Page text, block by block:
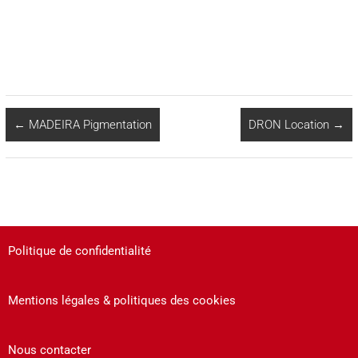
← MADEIRA Pigmentation DRON Location →
Politique de confidentialité
Mentions légales & politiques des cookies
Nous contacter